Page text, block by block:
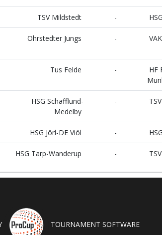
TSV Mildstedt -
Ohrstedter Jungs -
Tus Felde -
HF
HSG Schafflund-
Medelby
-
HSG Jörl-DE Viöl -
HSG Tarp-Wanderup -
TOURNAMENT SOFTWARE